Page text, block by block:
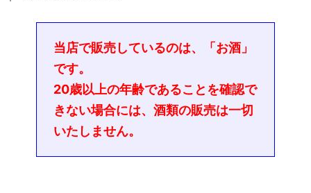
当店で販売しているのは、「お酒」
です。
20歳以上の年齢であることを確認で
きない場合には、酒類の販売は一切
いたしません。